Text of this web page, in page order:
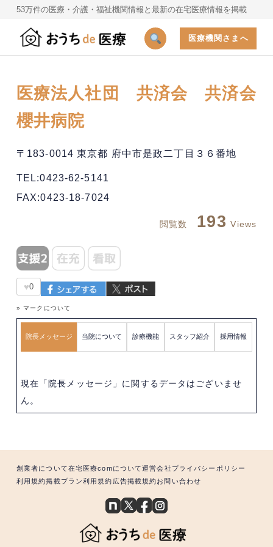
53万件の医療・介護・福祉機関情報と最新の在宅医療情報を掲載
医療機関さまへ
医療法人社団 共済会 共済会
櫻井病院
〒183-0014 東京都 府中市是政二丁目３６番地
TEL:0423-62-5141
FAX:0423-18-7024
閲覧数 193 Views
♥0
» マークについて
院長メッセージ 当院について 診療機能 スタッフ紹介 採用情報
現在「院長メッセージ」に関するデータはございませ
ん。
創業者について在宅医療comについて運営会社 プライバシーポリシー
利用規約掲載プラン利用規約 広告掲載規約お問い合わせ